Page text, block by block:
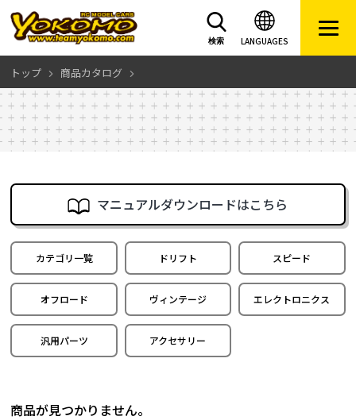
LANGUAGES
検索
トップ 商品カタログ
マニュアルダウンロードはこちら
カテゴリ一覧 ドリフト スピード
オフロード ヴィンテージ エレクトロニクス
汎用パーツ アクセサリー
商品が見つかりません。